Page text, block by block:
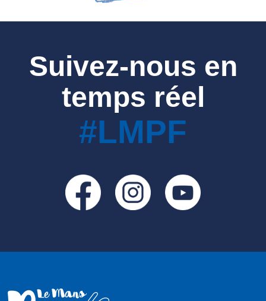
Suivez-nous en
temps réel
#LMPF